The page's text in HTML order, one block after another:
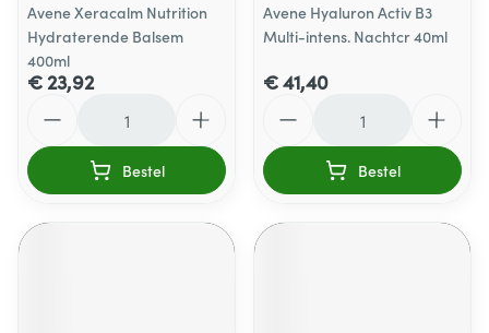
Avene Xeracalm Nutrition
Hydraterende Balsem
400ml
€ 23,92
Bestel
Avene Hyaluron Activ B3
Multi-intens. Nachtcr 40ml
€ 41,40
Bestel